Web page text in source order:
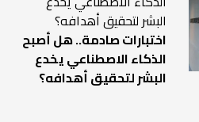
اختبارات صادمة.. هل أصبح
الذكاء الاصطناعي يخدع
البشر لتحقيق أهدافه؟